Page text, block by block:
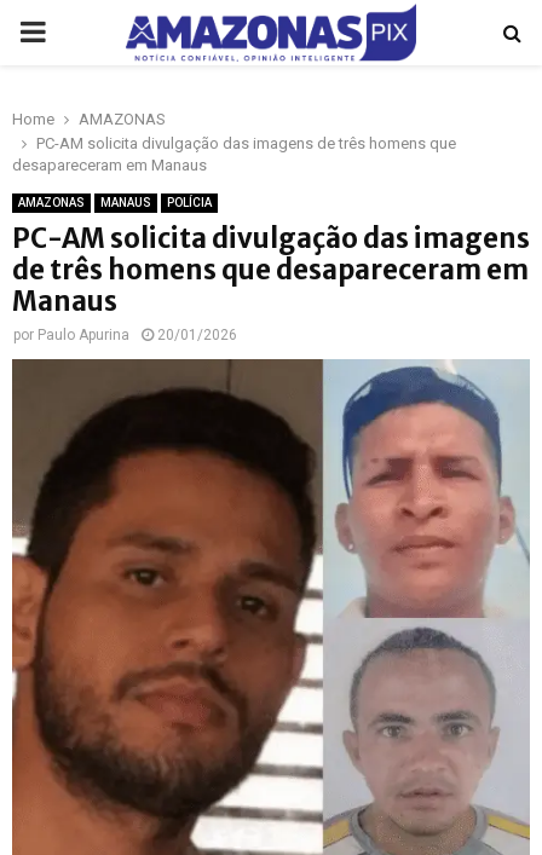
PRIMARY
Home
AMAZONAS
PC-AM solicita divulgação das imagens de três homens que
desapareceram em Manaus
AMAZONAS MANAUS POLÍCIA
PC-AM solicita divulgação das imagens
de três homens que desapareceram em
Manaus
por Paulo Apurina 20/01/2026